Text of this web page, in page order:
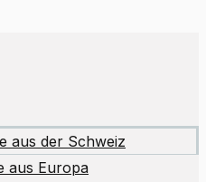
aus der Schweiz
aus Europa